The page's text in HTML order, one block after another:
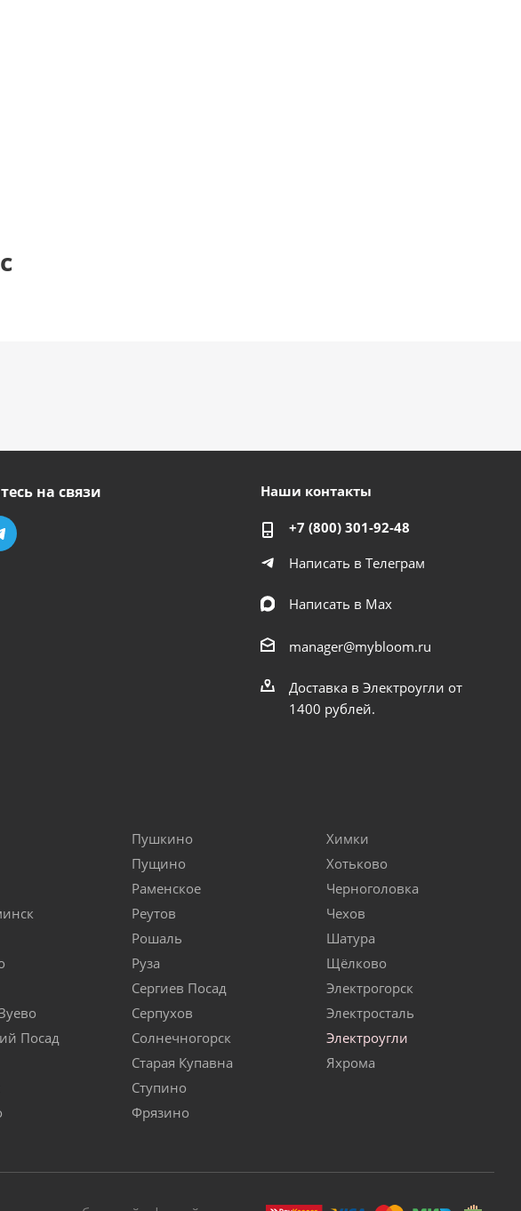
на связи Наши контакты
+7 (800) 301-92-48
Написать в Телеграм
Написать в Мах
manager@mybloom.ru
Доставка в Электроугли от
1400 рублей.
Посад
Пушкино
Пущино
Раменское
Реутов
Рошаль
Руза
Сергиев Посад
Серпухов
Солнечногорск
Старая Купавна
Ступино
Фрязино
Химки
Хотьково
Черноголовка
Чехов
Шатура
Щёлково
Электрогорск
Электросталь
Электроугли
Яхрома